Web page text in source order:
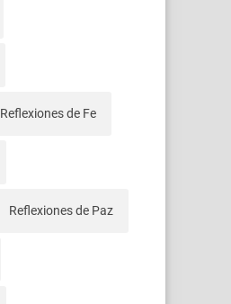
Reflexiones de Fe
Reflexiones de Paz